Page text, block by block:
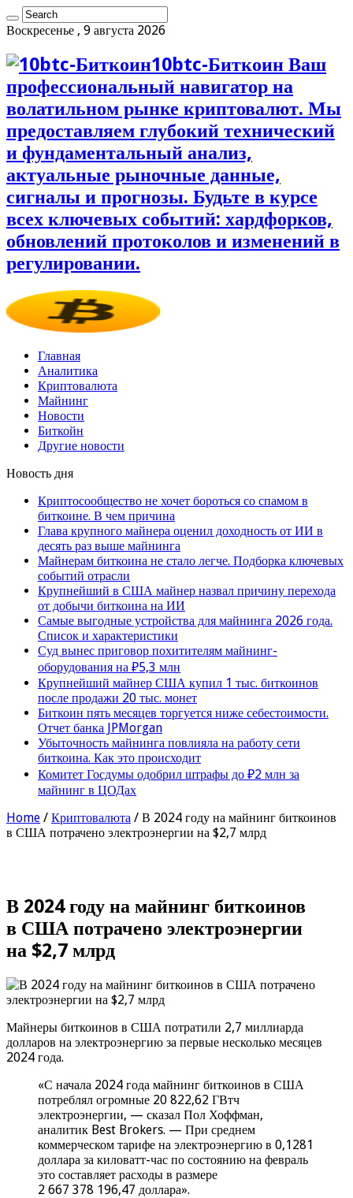
Воскресенье , 9 августа 2026
10btc-Биткоин Ваш
профессиональный навигатор на
волатильном рынке криптовалют. Мы
предоставляем глубокий технический
и фундаментальный анализ,
актуальные рыночные данные,
сигналы и прогнозы. Будьте в курсе
всех ключевых событий: хардфорков,
обновлений протоколов и изменений в
регулировании.
Главная
Аналитика
Криптовалюта
Майнинг
Новости
Биткойн
Другие новости
Новость дня
Криптосообщество не хочет бороться со спамом в
биткоине. В чем причина
Глава крупного майнера оценил доходность от ИИ в
десять раз выше майнинга
Майнерам биткоина не стало легче. Подборка ключевых
событий отрасли
Крупнейший в США майнер назвал причину перехода
от добычи биткоина на ИИ
Самые выгодные устройства для майнинга 2026 года.
Список и характеристики
Суд вынес приговор похитителям майнинг-
оборудования на ₽5,3 млн
Крупнейший майнер США купил 1 тыс. биткоинов
после продажи 20 тыс. монет
Биткоин пять месяцев торгуется ниже себестоимости.
Отчет банка JPMorgan
Убыточность майнинга повлияла на работу сети
биткоина. Как это происходит
Комитет Госдумы одобрил штрафы до ₽2 млн за
майнинг в ЦОДах
Home / Криптовалюта / В 2024 году на майнинг биткоинов
в США потрачено электроэнергии на $2,7 млрд
В 2024 году на майнинг биткоинов
в США потрачено электроэнергии
на $2,7 млрд
Майнеры биткоинов в США потратили 2,7 миллиарда
долларов на электроэнергию за первые несколько месяцев
2024 года.
«С начала 2024 года майнинг биткоинов в США
потреблял огромные 20 822,62 ГВтч
электроэнергии, — сказал Пол Хоффман,
аналитик Best Brokers. — При среднем
коммерческом тарифе на электроэнергию в 0,1281
доллара за киловатт-час по состоянию на февраль
это составляет расходы в размере
2 667 378 196,47 доллара».